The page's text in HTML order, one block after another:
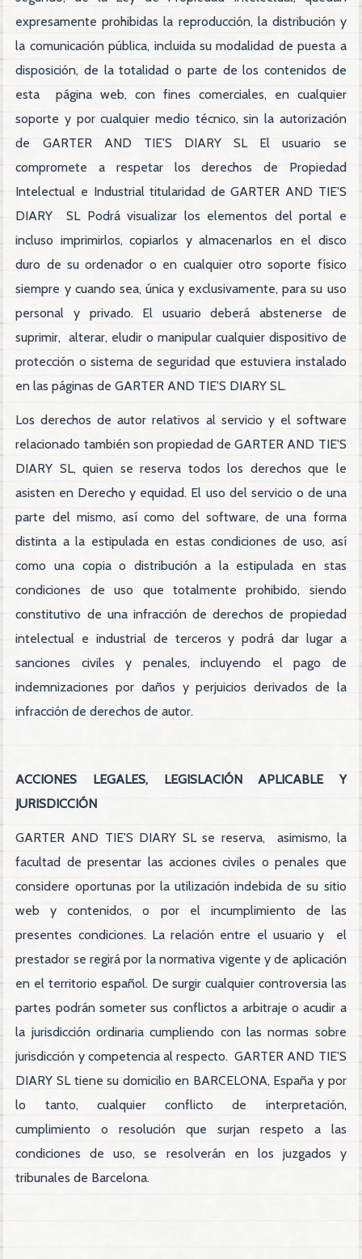
expresamente prohibidas la reproducción, la distribución y
la comunicación pública, incluida su modalidad de puesta a
disposición, de la totalidad o parte de los contenidos de
esta página web, con fines comerciales, en cualquier
soporte y por cualquier medio técnico, sin la autorización
de GARTER AND TIE'S DIARY SL El usuario se
compromete a respetar los derechos de Propiedad
Intelectual e Industrial titularidad de GARTER AND TIE'S
DIARY SL Podrá visualizar los elementos del portal e
incluso imprimirlos, copiarlos y almacenarlos en el disco
duro de su ordenador o en cualquier otro soporte físico
siempre y cuando sea, única y exclusivamente, para su uso
personal y privado. El usuario deberá abstenerse de
suprimir, alterar, eludir o manipular cualquier dispositivo de
protección o sistema de seguridad que estuviera instalado
en las páginas de GARTER AND TIE'S DIARY SL.
Los derechos de autor relativos al servicio y el software
relacionado también son propiedad de GARTER AND TIE'S
DIARY SL, quien se reserva todos los derechos que le
asisten en Derecho y equidad. El uso del servicio o de una
parte del mismo, así como del software, de una forma
distinta a la estipulada en estas condiciones de uso, así
como una copia o distribución a la estipulada en stas
condiciones de uso que totalmente prohibido, siendo
constitutivo de una infracción de derechos de propiedad
intelectual e industrial de terceros y podrá dar lugar a
sanciones civiles y penales, incluyendo el pago de
indemnizaciones por daños y perjuicios derivados de la
infracción de derechos de autor.
ACCIONES LEGALES, LEGISLACIÓN APLICABLE Y
JURISDICCIÓN
GARTER AND TIE'S DIARY SL se reserva, asimismo, la
facultad de presentar las acciones civiles o penales que
considere oportunas por la utilización indebida de su sitio
web y contenidos, o por el incumplimiento de las
presentes condiciones. La relación entre el usuario y el
prestador se regirá por la normativa vigente y de aplicación
en el territorio español. De surgir cualquier controversia las
partes podrán someter sus conflictos a arbitraje o acudir a
la jurisdicción ordinaria cumpliendo con las normas sobre
jurisdicción y competencia al respecto. GARTER AND TIE'S
DIARY SL tiene su domicilio en BARCELONA, España y por
lo tanto, cualquier conflicto de interpretación,
cumplimiento o resolución que surjan respeto a las
condiciones de uso, se resolverán en los juzgados y
tribunales de Barcelona.